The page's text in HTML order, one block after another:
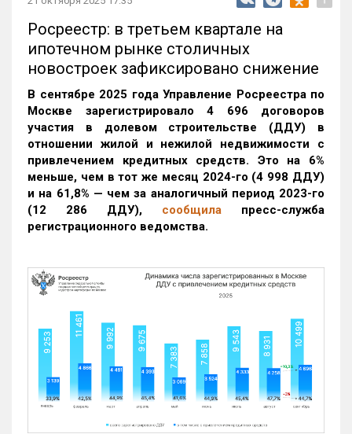
Росреестр: в третьем квартале на
ипотечном рынке столичных
новостроек зафиксировано снижение
В сентябре 2025 года Управление Росреестра по
Москве зарегистрировало 4 696 договоров
участия в долевом строительстве (ДДУ) в
отношении жилой и нежилой недвижимости с
привлечением кредитных средств. Это на 6%
меньше, чем в тот же месяц 2024-го (4 998 ДДУ)
и на 61,8% — чем за аналогичный период 2023-го
(12 286 ДДУ), сообщила пресс-служба
регистрационного ведомства.